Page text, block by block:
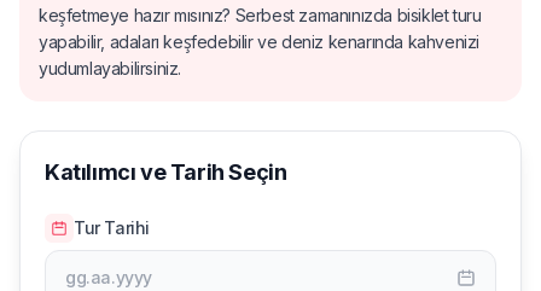
keşfetmeye hazır mısınız? Serbest zamanınızda bisiklet turu
yapabilir, adaları keşfedebilir ve deniz kenarında kahvenizi
yudumlayabilirsiniz.
Katılımcı ve Tarih Seçin
Tur Tarihi
gg.aa.yyyy